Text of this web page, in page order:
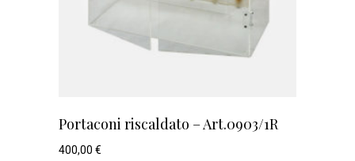
Portaconi riscaldato – Art.0903/1R
400,00 €